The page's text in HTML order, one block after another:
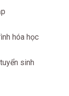
hóa học
sinh